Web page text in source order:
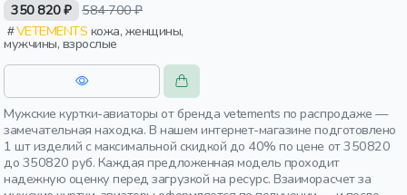
350 820 ₽ 584 700 ₽
VETEMENTS
мужчины, взрослые
Мужские куртки-авиаторы от бренда vetements по распродаже —
замечательная находка. В нашем интернет-магазине подготовлено
1 шт изделий с максимальной скидкой до 40% по цене от 350820
до 350820 руб. Каждая предложенная модель проходит
надежную оценку перед загрузкой на ресурс. Взаиморасчет за